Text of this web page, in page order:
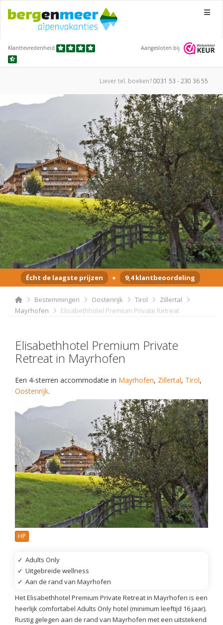
Menu
Klanttevredenheid Aangesloten bij
Liever tel. boeken?0031 53 - 230 36 55
Écht de laagste prijzen + 9,4 klantbeoordeling
Bestemmingen Oostenrijk Tirol
Zillertal
Mayrhofen
Elisabethhotel Premium Private Retreat
Elisabethhotel Premium Private
Retreat in Mayrhofen
Een 4-sterren accommodatie in Mayrhofen, Zillertal, Tirol,
Oostenrijk.
HP
✓ Adults Only
✓ Uitgebreide wellness
✓ Aan de rand van Mayrhofen
Het Elisabethhotel Premium Private Retreat in Mayrhofen is een
heerlijk comfortabel Adults Only hotel (minimum leeftijd 16 jaar).
Rustig gelegen aan de rand van Mayrhofen met een uitstekend